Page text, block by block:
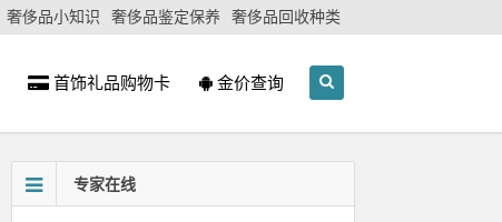
奢侈品小知识 奢侈品鉴定保养 奢侈品回收种类
首饰礼品购物卡 金价查询
专家在线